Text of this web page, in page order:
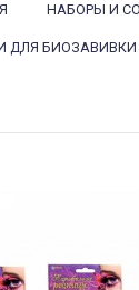
НАБОРЫ И
ДЛЯ БИОЗАВИВКИ